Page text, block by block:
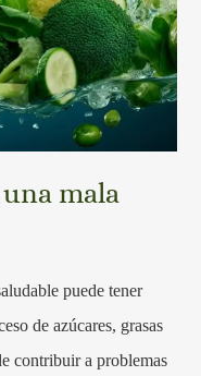
mala
puede tener
de azúcares, grasas
contribuir a problemas